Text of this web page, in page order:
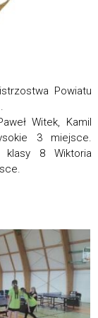
Powiatu
Witek, Kamil
3 miejsce.
8 Wiktoria